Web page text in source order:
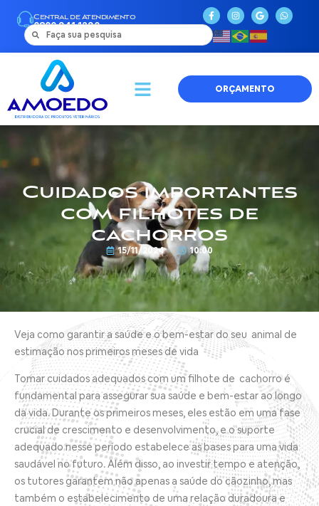
Central de Atendimento
0800 941 1290
ORÇAMENTO
Cuidados importantes
com filhotes de
cachorros
15/11/2024 10:00
Veja como garantir a saúde e o bem-estar do seu animal de
estimação nos primeiros meses de vida
Tomar cuidados adequados com um filhote de cachorro é
fundamental para assegurar sua saúde e bem-estar ao longo
da vida. Durante os primeiros meses, eles estão em uma fase
crucial de crescimento e desenvolvimento, e o suporte
adequado nesse período estabelece as bases para uma vida
saudável no futuro. Além disso, ao investir tempo e atenção,
os tutores garantem não apenas a saúde do cãozinho, mas
também o estabelecimento de uma relação duradoura e